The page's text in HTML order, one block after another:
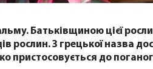
Батьківщиною цієї
рослин. З грецької назва
до